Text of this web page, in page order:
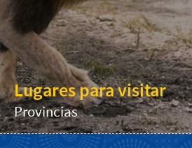
Lugares para visitar
Provincias